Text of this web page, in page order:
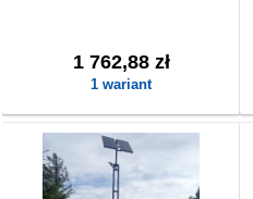
1 762,88 zł
1 wariant